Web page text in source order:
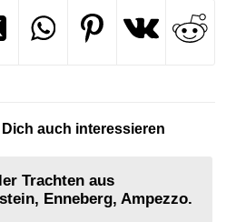
auch interessieren
Trachten aus
Enneberg, Ampezzo.